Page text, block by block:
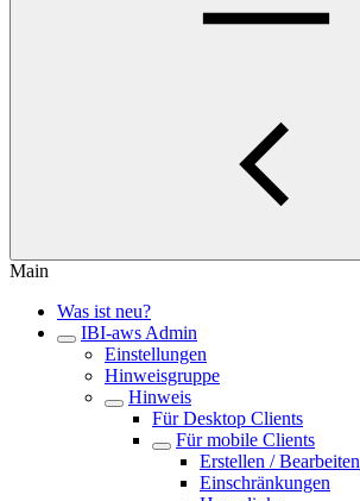
Main
Was ist neu?
IBI-aws Admin
Einstellungen
Hinweisgruppe
Hinweis
Für Desktop Clients
Für mobile Clients
Erstellen / Bearbeiten
Einschränkungen